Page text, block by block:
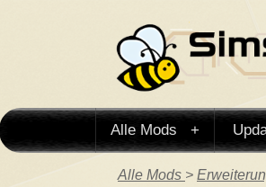
Alle Mods
Alle Mods >